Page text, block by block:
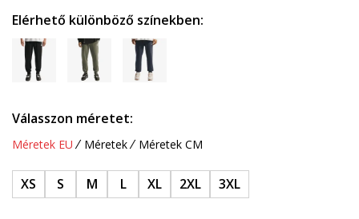
Elérhető különböző színekben:
Válasszon méretet:
Méretek EU Méretek Méretek CM
XS S M L XL 2XL 3XL